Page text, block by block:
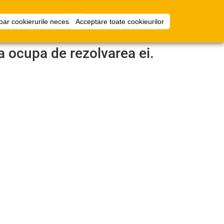
cookierurile necesareAcceptare toate cookieurilor
Configurator
camera
Intra in cont
ocupa de rezolvarea ei.